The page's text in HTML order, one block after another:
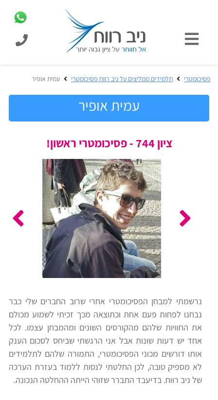
כניסת
תלמידים
לפסיכומטרי
מידע
כללי
קורסי
פסיכומטרי
המוצרים
מבית
רווח
בחינות
הכנה
לצה"ל
וחטיבות
ביניים
הכנה
למבחני
מיון
פסיכומטרי תלמידים ממליצים על ניב רווח פסיכומטרי עמית אופיר
עמית אופיר
ציון 744 - פסיכומטרי ראשון!
נרשמתי למבחן הפסיכומטרי אחרי שרוב החברים שלי כבר
נבחנו לפחות פעם אחת וכתוצאה מכך זכיתי לשמוע מכולם
את החוויות שלהם מהקורסים השונים ומהמבחן עצמו. לכל
אחד יש דעות שונות אבל אני הרגשתי שביחס לסכום הענק
אותו דורשים מכוני הפסיכומטרי, התמורה שלהם לתלמידים
לא מספיק טובה, לכן החלטתי לנסות ללמוד בעזרת הערכה
של ניב רווח. בדיעבד התברר שזוהי הייתה ההחלטה הנכונה.